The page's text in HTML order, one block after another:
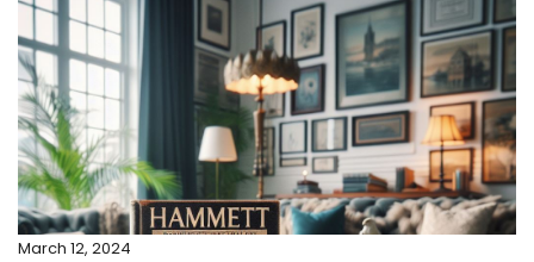
May 2025
April 2025
March 2025
February 2025
January 2025
December 2024
March 12, 2024